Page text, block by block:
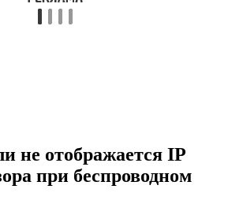
не отображается IP
при беспроводном